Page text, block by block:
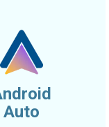
Auto